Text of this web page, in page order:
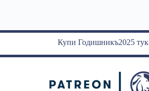
Купи Годишникъ2025 тук